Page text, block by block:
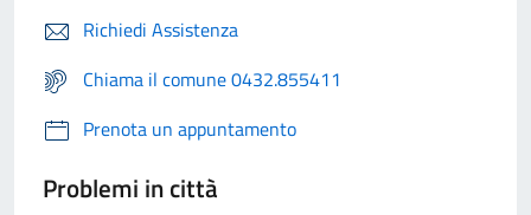
Richiedi Assistenza
Chiama il comune 0432.855411
Prenota un appuntamento
Problemi in città